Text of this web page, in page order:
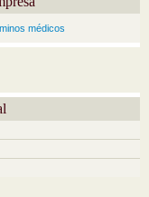
médicos